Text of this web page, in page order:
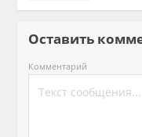
Оставить
Комментарий